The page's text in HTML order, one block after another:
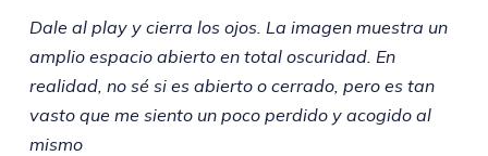
Dale al play y cierra los ojos. La imagen muestra un
amplio espacio abierto en total oscuridad. En
realidad, no sé si es abierto o cerrado, pero es tan
vasto que me siento un poco perdido y acogido al
mismo